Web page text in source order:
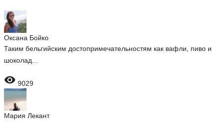
Оксана Бойко
Таким бельгийским достопримечательностям как вафли, пиво и
шоколад...
 9029
Мария Лекант